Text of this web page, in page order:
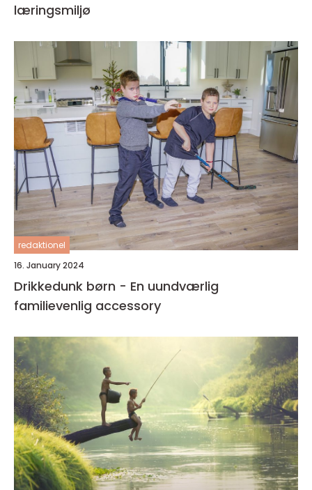
læringsmiljø
redaktionel
16. January 2024
Drikkedunk børn - En uundværlig
familievenlig accessory